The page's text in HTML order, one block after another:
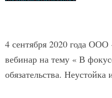
4 сентября 2020 года ООО
вебинар на тему « В
обязательства. Неустойка